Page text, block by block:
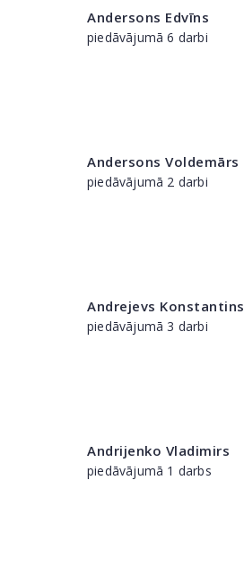
Andersons Edvīns
piedāvājumā 6 darbi
Andersons Voldemārs
piedāvājumā 2 darbi
Andrejevs Konstantins
piedāvājumā 3 darbi
Andrijenko Vladimirs
piedāvājumā 1 darbs